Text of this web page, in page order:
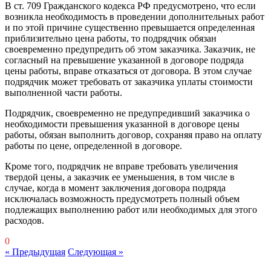
В ст. 709 Гражданского кодекса РФ предусмотрено, что если
возникла необходимость в проведении дополнительных работ
и по этой причине существенно превышается определенная
приблизительно цена работы, то подрядчик обязан
своевременно предупредить об этом заказчика. Заказчик, не
согласный на превышение указанной в договоре подряда
цены работы, вправе отказаться от договора. В этом случае
подрядчик может требовать от заказчика уплаты стоимости
выполненной части работы.
Подрядчик, своевременно не предупредивший заказчика о
необходимости превышения указанной в договоре цены
работы, обязан выполнить договор, сохраняя право на оплату
работы по цене, определенной в договоре.
Кроме того, подрядчик не вправе требовать увеличения
твердой цены, а заказчик ее уменьшения, в том числе в
случае, когда в момент заключения договора подряда
исключалась возможность предусмотреть полный объем
подлежащих выполнению работ или необходимых для этого
расходов.
0
« Предыдущая Следующая »